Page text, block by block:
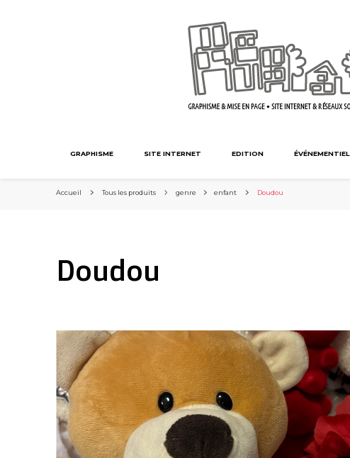
GRAPHISME SITE INTERNET EDITION ÉVÉNEMENTIEL
Accueil Tous les produits genre enfant Doudou
Doudou